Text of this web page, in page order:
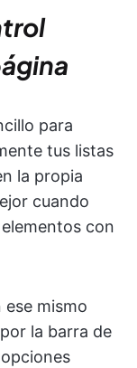
para
tus listas
la propia
cuando
con
mismo
la barra de